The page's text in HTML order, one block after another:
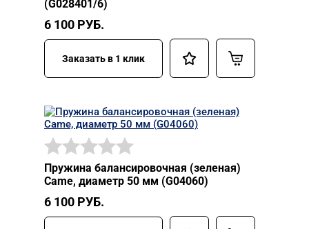
(G028401/6)
6 100 РУБ.
Заказать в 1 клик
Пружина балансировочная (зеленая)
Came, диаметр 50 мм (G04060)
6 100 РУБ.